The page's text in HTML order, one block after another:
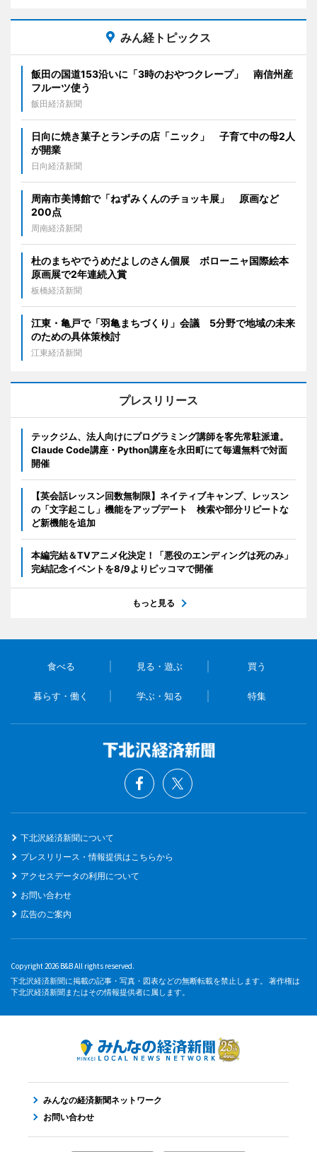
みん経トピックス
飯田の国道153沿いに「3時のおやつクレープ」 南信州産
フルーツ使う
飯田経済新聞
日向に焼き菓子とランチの店「ニック」 子育て中の母2人
が開業
日向経済新聞
周南市美博館で「ねずみくんのチョッキ展」 原画など
200点
周南経済新聞
杜のまちやでうめだよしのさん個展 ボローニャ国際絵本
原画展で2年連続入賞
板橋経済新聞
江東・亀戸で「羽亀まちづくり」会議 5分野で地域の未来
のための具体策検討
江東経済新聞
プレスリリース
テックジム、法人向けにプログラミング講師を客先常駐派遣。
Claude Code講座・Python講座を永田町にて毎週無料で対面
開催
【英会話レッスン回数無制限】ネイティブキャンプ、レッスン
の「文字起こし」機能をアップデート 検索や部分リピートな
ど新機能を追加
本編完結＆TVアニメ化決定！「悪役のエンディングは死のみ」
完結記念イベントを8/9よりピッコマで開催
もっと見る
食べる 見る・遊ぶ 買う
暮らす・働く 学ぶ・知る 特集
下北沢経済新聞について
プレスリリース・情報提供はこちらから
アクセスデータの利用について
お問い合わせ
広告のご案内
Copyright 2026 B&B All rights reserved.
下北沢経済新聞に掲載の記事・写真・図表などの無断転載を禁止します。 著作権は
下北沢経済新聞またはその情報提供者に属します。
みんなの経済新聞ネットワーク
お問い合わせ